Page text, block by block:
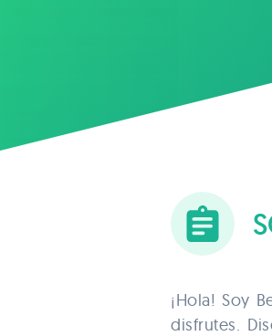
¡Hola! Soy
disfrutes.